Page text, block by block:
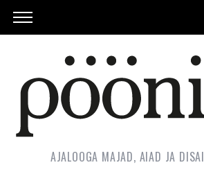
AJALOOGA MAJAD, AIAD JA